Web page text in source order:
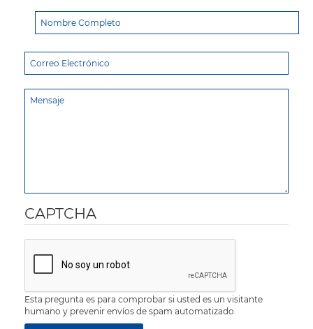
CAPTCHA
Esta pregunta es para comprobar si usted es un visitante
humano y prevenir envíos de spam automatizado.